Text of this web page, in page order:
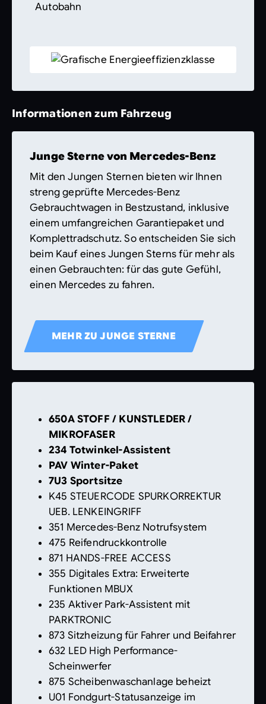
Autobahn
Informationen zum Fahrzeug
Junge Sterne von Mercedes-Benz
Mit den Jungen Sternen bieten wir Ihnen
streng geprüfte Mercedes-Benz
Gebrauchtwagen in Bestzustand, inklusive
einem umfangreichen Garantiepaket und
Komplettradschutz. So entscheiden Sie sich
beim Kauf eines Jungen Sterns für mehr als
einen Gebrauchten: für das gute Gefühl,
einen Mercedes zu fahren.
MEHR ZU JUNGE STERNE
650A STOFF / KUNSTLEDER /
MIKROFASER
234 Totwinkel-Assistent
PAV Winter-Paket
7U3 Sportsitze
K45 STEUERCODE SPURKORREKTUR
UEB. LENKEINGRIFF
351 Mercedes-Benz Notrufsystem
475 Reifendruckkontrolle
871 HANDS-FREE ACCESS
355 Digitales Extra: Erweiterte
Funktionen MBUX
235 Aktiver Park-Assistent mit
PARKTRONIC
873 Sitzheizung für Fahrer und Beifahrer
632 LED High Performance-
Scheinwerfer
875 Scheibenwaschanlage beheizt
U01 Fondgurt-Statusanzeige im